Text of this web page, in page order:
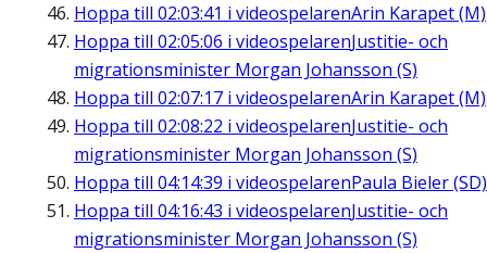
Hoppa till 02:03:41 i videospelarenArin Karapet (M)
Hoppa till 02:05:06 i videospelarenJustitie- och
migrationsminister Morgan Johansson (S)
Hoppa till 02:07:17 i videospelarenArin Karapet (M)
Hoppa till 02:08:22 i videospelarenJustitie- och
migrationsminister Morgan Johansson (S)
Hoppa till 04:14:39 i videospelarenPaula Bieler (SD)
Hoppa till 04:16:43 i videospelarenJustitie- och
migrationsminister Morgan Johansson (S)